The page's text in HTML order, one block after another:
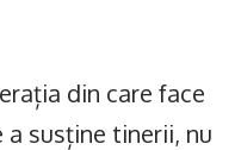
din care face
susține tinerii, nu